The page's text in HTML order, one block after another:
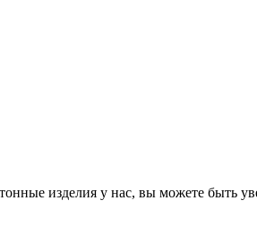
изделия у нас, вы можете быть